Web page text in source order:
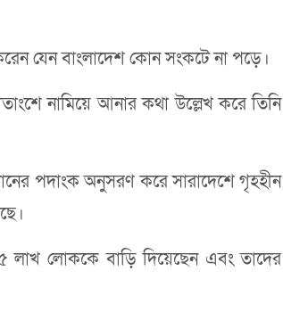
যেন বাংলাদেশ কোন সংকটে না পড়ে।
নামিয়ে আনার কথা উল্লেখ করে তিনি
পদাংক অনুসরণ করে সারাদেশে গৃহহীন
লোককে বাড়ি দিয়েছেন এবং তাদের